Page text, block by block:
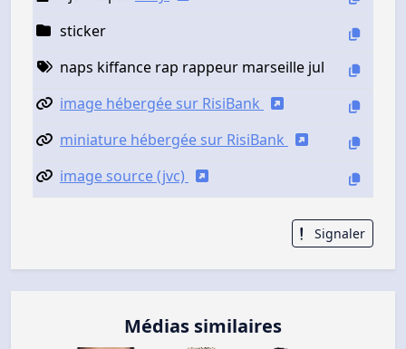
sticker
naps kiffance rap rappeur marseille jul
image hébergée sur RisiBank
miniature hébergée sur RisiBank
image source (jvc)
Signaler
Médias similaires